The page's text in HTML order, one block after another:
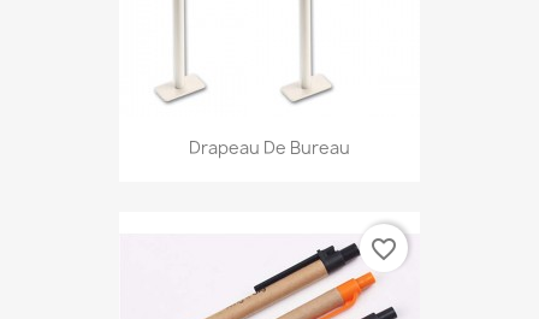
Drapeau De Bureau
favorite_border